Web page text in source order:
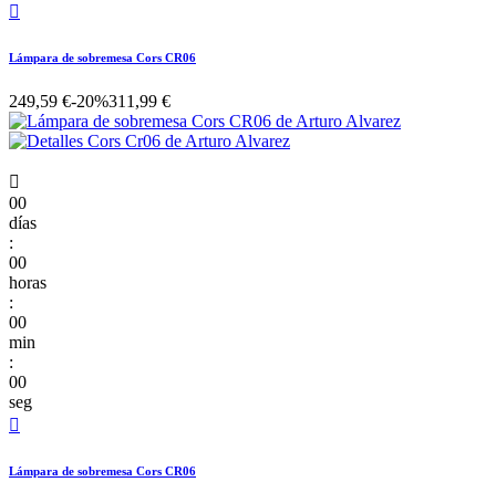

Lámpara de sobremesa Cors CR06
249,59 €-20%311,99 €

00
días
:
00
horas
:
00
min
:
00
seg

Lámpara de sobremesa Cors CR06